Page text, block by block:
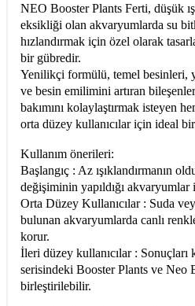
NEO Booster Plants Ferti, düşük
eksikliği olan akvaryumlarda su
hızlandırmak için özel olarak
bir gübredir.
Yenilikçi formülü, temel besinleri,
ve besin emilimini artıran
bakımını kolaylaştırmak isteyen
orta düzey kullanıcılar için ideal
Kullanım önerileri:
Başlangıç : Az ışıklandırmanın
değişiminin yapıldığı akvaryumlar
Orta Düzey Kullanıcılar : Suda
bulunan akvaryumlarda canlı
korur.
İleri düzey kullanıcılar :
serisindeki Booster Plants ve Neo
birleştirilebilir.